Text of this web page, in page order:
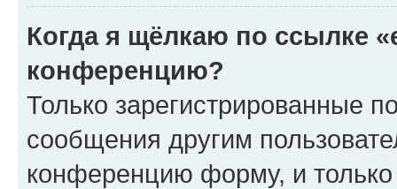
Когда я щёлкаю по ссылке
конференцию?
Только зарегистрированные
сообщения другим
конференцию форму, и